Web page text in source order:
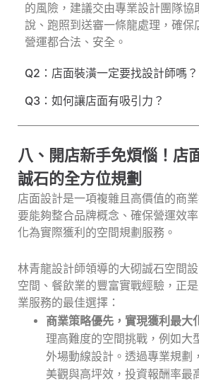
的風險，建議交由專業設計團隊協
說、跑照到送審一條龍處理，確保
營運都合法、安全。
Q2：店面裝潢一定要找設計師嗎？
Q3：如何讓店面有吸引力？
八、開店新手免煩惱！店
誠石的全方位規劃
店面設計是一項複雜且高價值的商
要能夠整合品牌概念、確保營運效
化為實際獲利的空間規劃服務。
林青龍設計師領導的大砌誠石空間
空間、餐飲業的豐富實戰經驗，正
業服務的最佳選擇：
商業策略優先，實現獲利最大
理高難度的空間挑戰，例如大
外場動線設計。透過專業規劃
美觀與高坪效，投資報酬率最